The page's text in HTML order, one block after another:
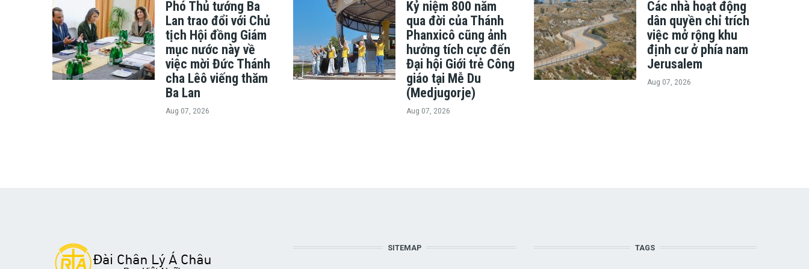
Phó Thủ tướng Ba
Lan trao đổi với Chủ
tịch Hội đồng Giám
mục nước này về
việc mời Đức Thánh
cha Lêô viếng thăm
Ba Lan
Aug 07, 2026
Kỷ niệm 800 năm
qua đời của Thánh
Phanxicô cũng ảnh
hưởng tích cực đến
Đại hội Giới trẻ Công
giáo tại Mễ Du
(Medjugorje)
Aug 07, 2026
Các nhà hoạt động
dân quyền chỉ trích
việc mở rộng khu
định cư ở phía nam
Jerusalem
Aug 07, 2026
SITEMAP TAGS